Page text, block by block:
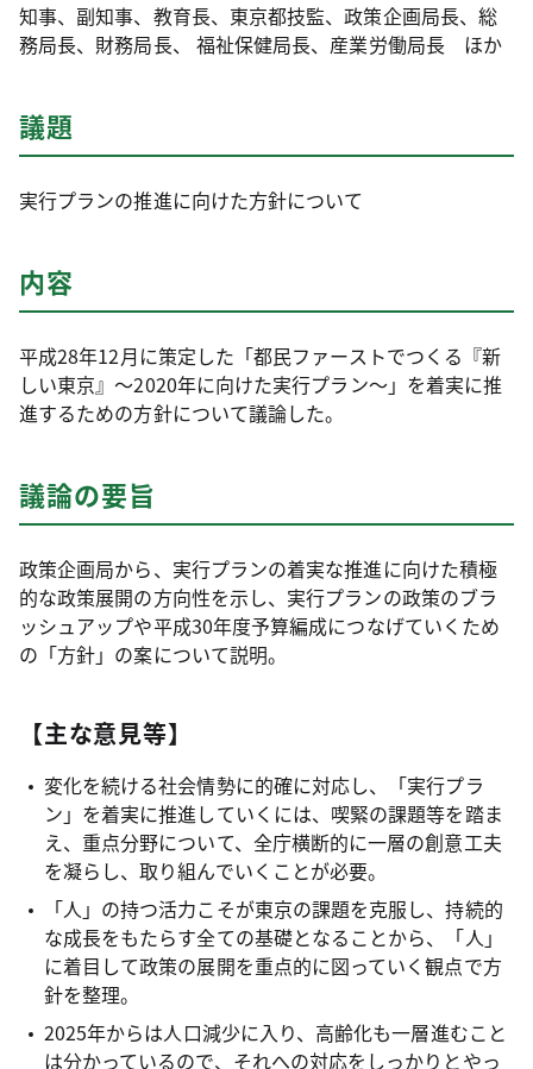
知事、副知事、教育長、東京都技監、政策企画局長、総
務局長、財務局長、 福祉保健局長、産業労働局長 ほか
議題
実行プランの推進に向けた方針について
内容
平成28年12月に策定した「都民ファーストでつくる『新
しい東京』～2020年に向けた実行プラン～」を着実に推
進するための方針について議論した。
議論の要旨
政策企画局から、実行プランの着実な推進に向けた積極
的な政策展開の方向性を示し、実行プランの政策のブラ
ッシュアップや平成30年度予算編成につなげていくため
の「方針」の案について説明。
【主な意見等】
変化を続ける社会情勢に的確に対応し、「実行プラ
ン」を着実に推進していくには、喫緊の課題等を踏ま
え、重点分野について、全庁横断的に一層の創意工夫
を凝らし、取り組んでいくことが必要。
「人」の持つ活力こそが東京の課題を克服し、持続的
な成長をもたらす全ての基礎となることから、「人」
に着目して政策の展開を重点的に図っていく観点で方
針を整理。
2025年からは人口減少に入り、高齢化も一層進むこと
は分かっているので、それへの対応をしっかりとやっ